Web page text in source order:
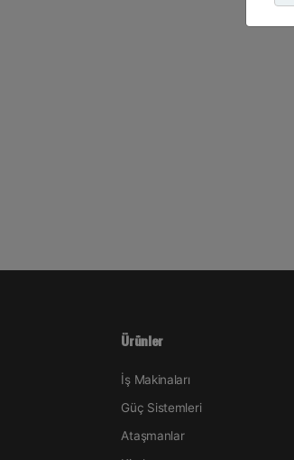
Ürünler
İş Makinaları
Güç Sistemleri
Ataşmanlar